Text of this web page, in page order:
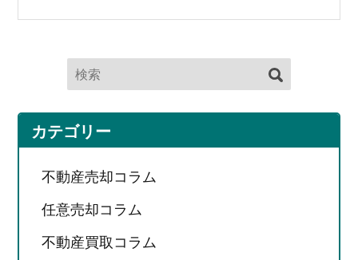
カテゴリー
不動産売却コラム
任意売却コラム
不動産買取コラム